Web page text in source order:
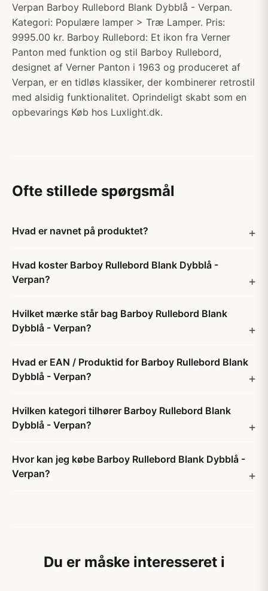
Verpan Barboy Rullebord Blank Dybblå - Verpan.
Kategori: Populære lamper > Træ Lamper. Pris:
9995.00 kr. Barboy Rullebord: Et ikon fra Verner
Panton med funktion og stil Barboy Rullebord,
designet af Verner Panton i 1963 og produceret af
Verpan, er en tidløs klassiker, der kombinerer retrostil
med alsidig funktionalitet. Oprindeligt skabt som en
opbevarings Køb hos Luxlight.dk.
Ofte stillede spørgsmål
Hvad er navnet på produktet?
Hvad koster Barboy Rullebord Blank Dybblå -
Verpan?
Hvilket mærke står bag Barboy Rullebord Blank
Dybblå - Verpan?
Hvad er EAN / Produktid for Barboy Rullebord Blank
Dybblå - Verpan?
Hvilken kategori tilhører Barboy Rullebord Blank
Dybblå - Verpan?
Hvor kan jeg købe Barboy Rullebord Blank Dybblå -
Verpan?
Du er måske interesseret i